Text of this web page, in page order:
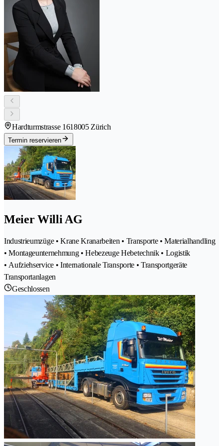
Hardturmstrasse 1618005 Zürich
Termin reservieren
Meier Willi AG
Industrieumzüge • Krane Kranarbeiten • Transporte • Materialhandling
• Montageunternehmung • Hebezeuge Hebetechnik • Logistik
• Aufziehservice • Internationale Transporte • Transportgeräte
Transportanlagen
Geschlossen